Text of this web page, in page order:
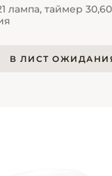
лампа, таймер
В ЛИСТ